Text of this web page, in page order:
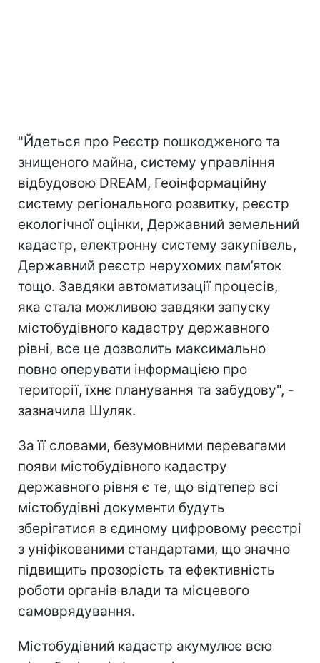
"Йдеться про Реєстр пошкодженого та
знищеного майна, систему управління
відбудовою DREAM, Геоінформаційну
систему регіонального розвитку, реєстр
екологічної оцінки, Державний земельний
кадастр, електронну систему закупівель,
Державний реєстр нерухомих пам’яток
тощо. Завдяки автоматизації процесів,
яка стала можливою завдяки запуску
містобудівного кадастру державного
рівні, все це дозволить максимально
повно оперувати інформацією про
території, їхнє планування та забудову", -
зазначила Шуляк.
За її словами, безумовними перевагами
появи містобудівного кадастру
державного рівня є те, що відтепер всі
містобудівні документи будуть
зберігатися в єдиному цифровому реєстрі
з уніфікованими стандартами, що значно
підвищить прозорість та ефективність
роботи органів влади та місцевого
самоврядування.
Містобудівний кадастр акумулює всю